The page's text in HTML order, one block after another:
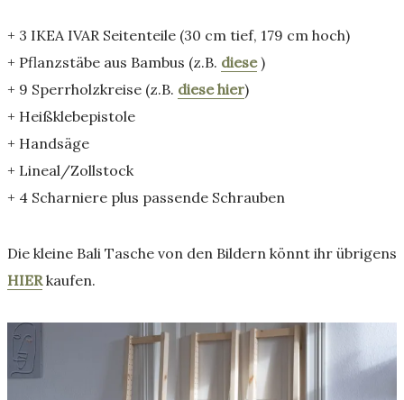
+ 3 IKEA IVAR Seitenteile (30 cm tief, 179 cm hoch)
+ Pflanzstäbe aus Bambus (z.B. diese)
+ 9 Sperrholzkreise (z.B. diese hier)
+ Heißklebepistole
+ Handsäge
+ Lineal/Zollstock
+ 4 Scharniere plus passende Schrauben
Die kleine Bali Tasche von den Bildern könnt ihr übrigens
HIERkaufen.